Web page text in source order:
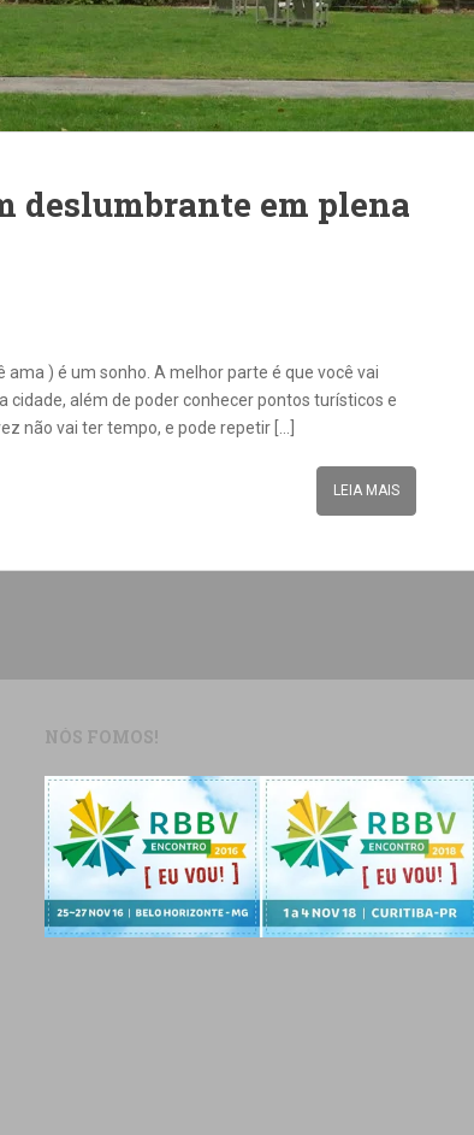
deslumbrante em plena
) é um sonho. A melhor parte é que você vai
além de poder conhecer pontos turísticos e
não vai ter tempo, e pode repetir […]
LEIA MAIS
NÓS FOMOS!